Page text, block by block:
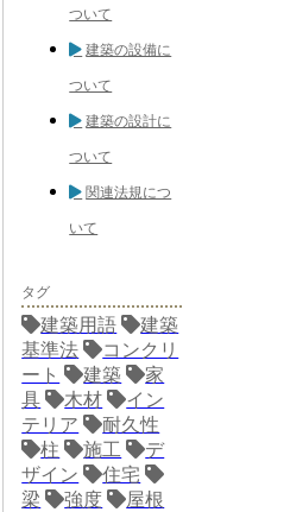
ついて
建築の設備に
ついて
建築の設計に
ついて
関連法規につ
いて
タグ
建築用語
建築
基準法
コンクリ
ート
建築
家
具
木材
イン
テリア
耐久性
柱
施工
デ
ザイン
住宅
梁
強度
屋根